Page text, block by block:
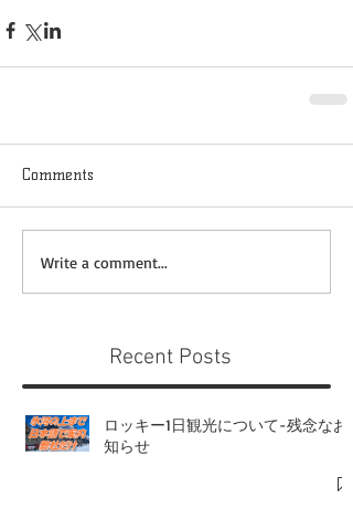
Comments
Write a comment...
Recent Posts
ロッキー1日観光について-残念なお
知らせ